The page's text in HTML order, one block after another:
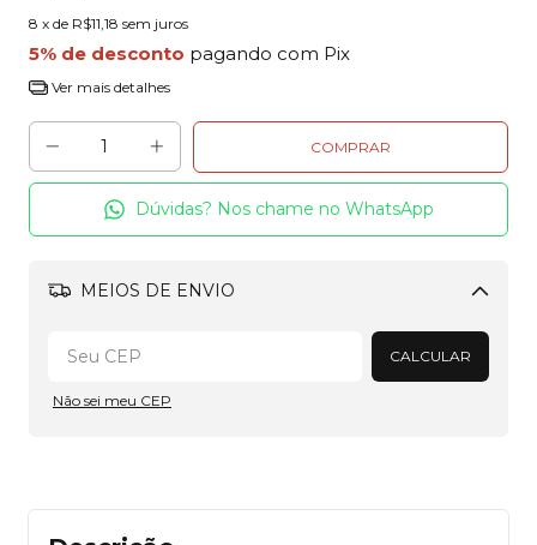
8 x de R$11,18 sem juros
5% de desconto pagando com Pix
Ver mais detalhes
Dúvidas? Nos chame no WhatsApp
MEIOS DE ENVIO
Alterar CEP
CALCULAR
Não sei meu CEP